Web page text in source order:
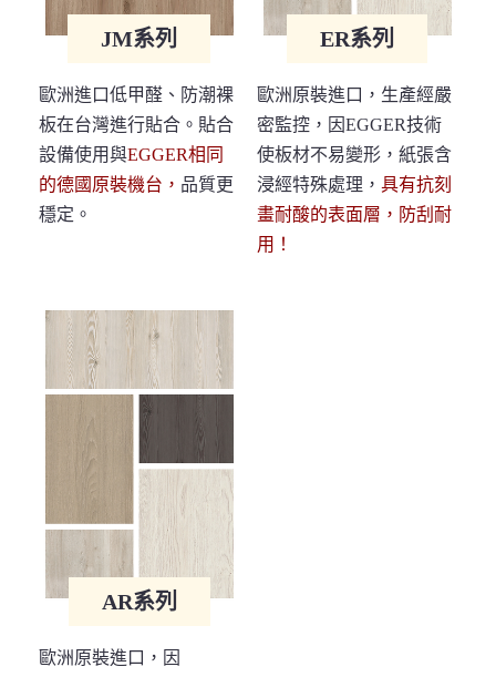
JM系列
歐洲進口低甲醛、防潮裸
板在台灣進行貼合。貼合
設備使用與EGGER相同
的德國原裝機台， 品質更
穩定。
ER系列
歐洲原裝進口，生產經嚴
密監控，因EGGER技術
使板材不易變形，紙張含
浸經特殊處理， 具有抗刻
畫耐酸的表面層，防刮耐
用！
AR系列
歐洲原裝進口，因